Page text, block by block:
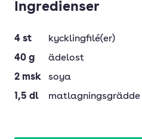
Ingredienser
4 st
kycklingfilé(er)
40 g
ädelost
2 msk
soya
1,5 dl matlagningsgrädde